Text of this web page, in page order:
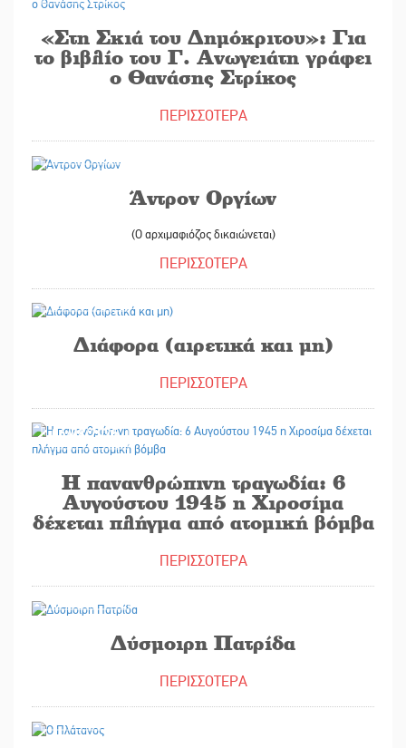
«Στη Σκιά του Δημόκριτου»: Για
το βιβλίο του Γ. Ανωγειάτη γράφει
ο Θανάσης Στρίκος
ΠΕΡΙΣΣΟΤΕΡΑ
Άντρον Οργίων
(Ο αρχιμαφιόζος δικαιώνεται)
ΠΕΡΙΣΣΟΤΕΡΑ
Διάφορα (αιρετικά και μη)
ΠΕΡΙΣΣΟΤΕΡΑ
06/08/2025
Η πανανθρώπινη τραγωδία: 6
Αυγούστου 1945 η Χιροσίμα
δέχεται πλήγμα από ατομική βόμβα
ΠΕΡΙΣΣΟΤΕΡΑ
Δύσμοιρη Πατρίδα
ΠΕΡΙΣΣΟΤΕΡΑ